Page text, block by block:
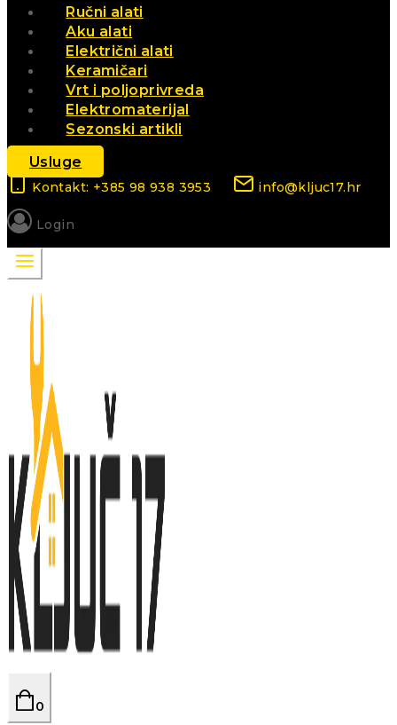
Ručni alati
Aku alati
Električni alati
Keramičari
Vrt i poljoprivreda
Elektromaterijal
Sezonski artikli
Usluge
Kontakt: +385 98 938 3953 info@kljuc17.hr
Login
0